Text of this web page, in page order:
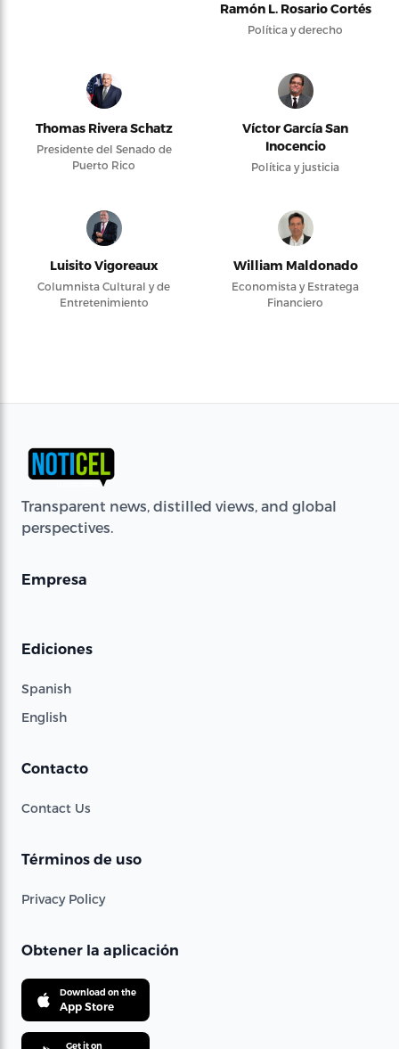
Ramón L. Rosario Cortés
Política y derecho
Thomas Rivera Schatz
Presidente del Senado de
Puerto Rico
Víctor García San
Inocencio
Política y justicia
Luisito Vigoreaux
Columnista Cultural y de
Entretenimiento
William Maldonado
Economista y Estratega
Financiero
Transparent news, distilled views, and global
perspectives.
Empresa
Ediciones
Spanish
English
Contacto
Contact Us
Términos de uso
Privacy Policy
Obtener la aplicación
Download on the
App Store
Get it on